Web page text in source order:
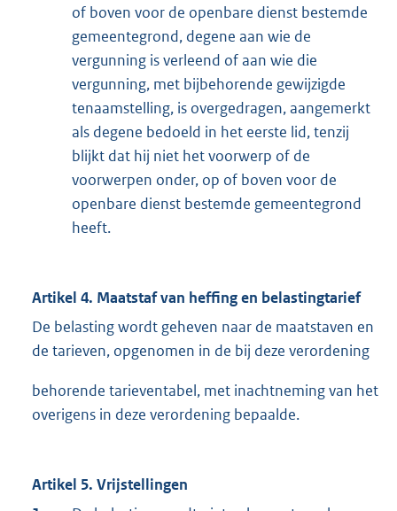
of boven voor de openbare dienst bestemde
gemeentegrond, degene aan wie de
vergunning is verleend of aan wie die
vergunning, met bijbehorende gewijzigde
tenaamstelling, is overgedragen, aangemerkt
als degene bedoeld in het eerste lid, tenzij
blijkt dat hij niet het voorwerp of de
voorwerpen onder, op of boven voor de
openbare dienst bestemde gemeentegrond
heeft.
Artikel 4. Maatstaf van heffing en belastingtarief
De belasting wordt geheven naar de maatstaven en
de tarieven, opgenomen in de bij deze verordening
behorende tarieventabel, met inachtneming van het
overigens in deze verordening bepaalde.
Artikel 5. Vrijstellingen